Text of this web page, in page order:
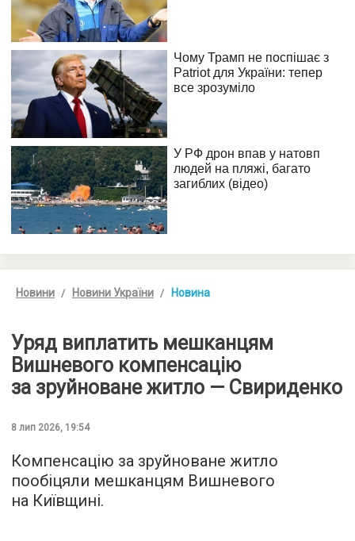
Новини Новини України Новина
Уряд виплатить мешканцям
Вишневого компенсацію
за зруйноване житло — Свириденко
8 лип 2026, 19:54
Компенсацію за зруйноване житло
пообіцяли мешканцям Вишневого
на Київщині.